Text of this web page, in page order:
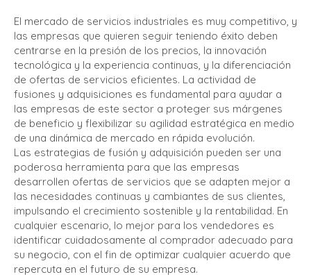
El mercado de servicios industriales es muy competitivo, y
las empresas que quieren seguir teniendo éxito deben
centrarse en la presión de los precios, la innovación
tecnológica y la experiencia continuas, y la diferenciación
de ofertas de servicios eficientes. La actividad de
fusiones y adquisiciones es fundamental para ayudar a
las empresas de este sector a proteger sus márgenes
de beneficio y flexibilizar su agilidad estratégica en medio
de una dinámica de mercado en rápida evolución.
Las estrategias de fusión y adquisición pueden ser una
poderosa herramienta para que las empresas
desarrollen ofertas de servicios que se adapten mejor a
las necesidades continuas y cambiantes de sus clientes,
impulsando el crecimiento sostenible y la rentabilidad. En
cualquier escenario, lo mejor para los vendedores es
identificar cuidadosamente al comprador adecuado para
su negocio, con el fin de optimizar cualquier acuerdo que
repercuta en el futuro de su empresa.